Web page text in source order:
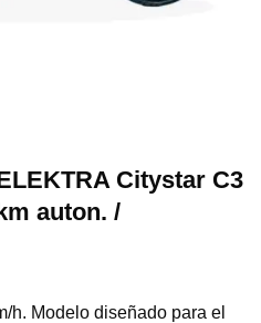
Citystar C3
auton. /
h. Modelo diseñado para el